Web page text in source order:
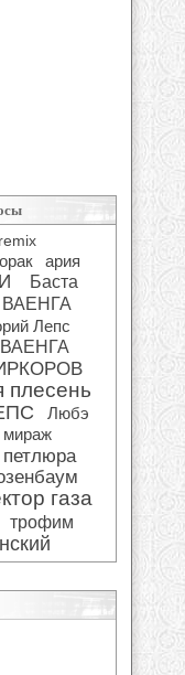
remix
ария
Баста
ВАЕНГА
Лепс
плесень
Любэ
мираж
петлюра
газа
трофим